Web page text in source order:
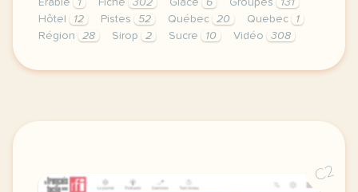
Érable
1 Fiche 302 Glace 6 Groupes
131
Hôtel
12 Pistes 52 Québec 20 Quebec
1
Région
28 Sirop 2 Sucre 10 Vidéo 308
didomi host didomi components button cursor
C2